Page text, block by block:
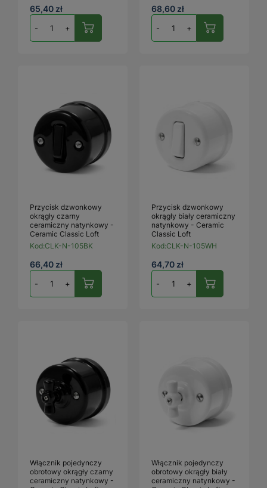
65,40 zł
- +
68,60 zł
- +
Przycisk dzwonkowy
okrągły czarny
ceramiczny natynkowy -
Ceramic Classic Loft
Kod:CLK-N-105BK
66,40 zł
- +
Przycisk dzwonkowy
okrągły biały ceramiczny
natynkowy - Ceramic
Classic Loft
Kod:CLK-N-105WH
64,70 zł
- +
Włącznik pojedynczy
obrotowy okrągły czarny
ceramiczny natynkowy -
Włącznik pojedynczy
obrotowy okrągły biały
ceramiczny natynkowy -